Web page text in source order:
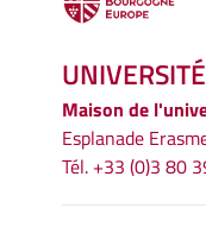
Maison de
Esplanade
Tél. +33 (0)3 80